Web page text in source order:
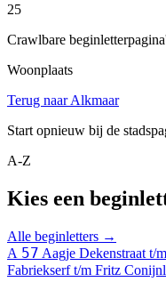
25
Crawlbare
Woonplaats
Terug naar Alkmaar
Start opnieuw bij de
A-Z
Kies een
Alle beginletters →
A 57 Aagje Dekenstraat t/
Fabriekserf t/m Fritz